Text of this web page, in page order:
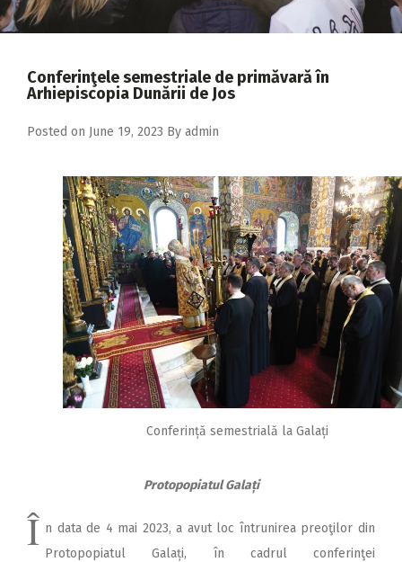
2019
2017
Conferinţele semestriale de primăvară în
Arhiepiscopia Dunării de Jos
Posted on June 19, 2023 By admin
Conferință semestrială la Galați
Protopopiatul Galați
Î n data de 4 mai 2023, a avut loc întrunirea preoţilor din
Protopopiatul Galați, în cadrul conferinţei